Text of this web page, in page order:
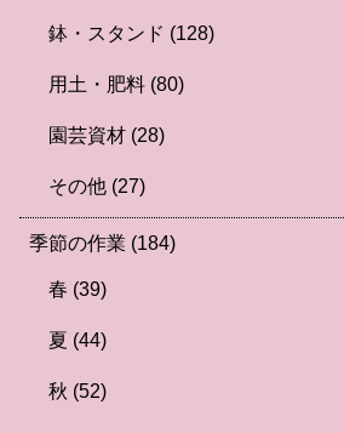
鉢・スタンド (128)
用土・肥料 (80)
園芸資材 (28)
その他 (27)
季節の作業 (184)
春 (39)
夏 (44)
秋 (52)